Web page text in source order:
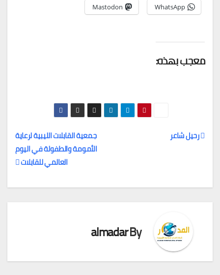
WhatsApp
Mastodon
معجب بهذه:
جمعية القابلات الليبية لرعاية
الأمومة والطفولة في اليوم
العالمي للقابلات
رحيل شاعر
By
almadar